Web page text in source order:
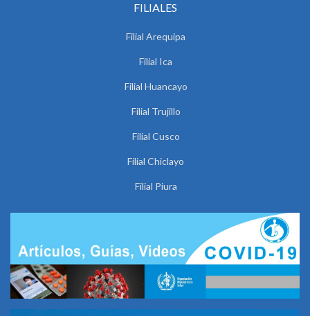
FILIALES
Filial Arequipa
Filial Ica
Filial Huancayo
Filial Trujillo
Filial Cusco
Filial Chiclayo
Filial Piura